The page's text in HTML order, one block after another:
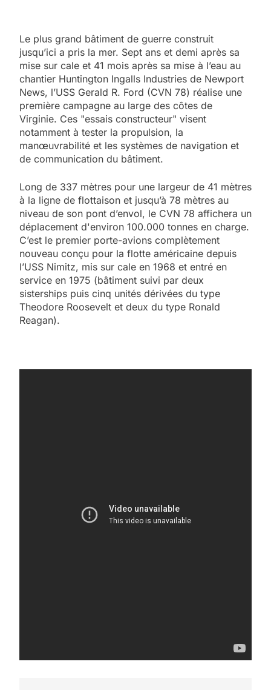
Le plus grand bâtiment de guerre construit
jusqu’ici a pris la mer. Sept ans et demi après sa
mise sur cale et 41 mois après sa mise à l’eau au
chantier Huntington Ingalls Industries de Newport
News, l’USS Gerald R. Ford (CVN 78) réalise une
première campagne au large des côtes de
Virginie. Ces "essais constructeur" visent
notamment à tester la propulsion, la
manœuvrabilité et les systèmes de navigation et
de communication du bâtiment.
Long de 337 mètres pour une largeur de 41 mètres
à la ligne de flottaison et jusqu’à 78 mètres au
niveau de son pont d’envol, le CVN 78 affichera un
déplacement d'environ 100.000 tonnes en charge.
C’est le premier porte-avions complètement
nouveau conçu pour la flotte américaine depuis
l’USS Nimitz, mis sur cale en 1968 et entré en
service en 1975 (bâtiment suivi par deux
sisterships puis cinq unités dérivées du type
Theodore Roosevelt et deux du type Ronald
Reagan).